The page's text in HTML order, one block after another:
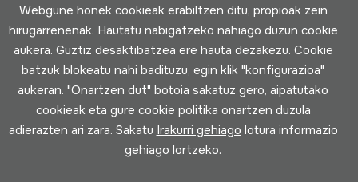
Erabilpen baldintzak Pribatutasun politika
Webgune honek cookieak erabiltzen ditu, propioak zein
hirugarrenenak. Hautatu nabigatzeko nahiago duzun cookie
aukera. Guztiz desaktibatzea ere hauta dezakezu. Cookie
batzuk blokeatu nahi badituzu, egin klik "konfigurazioa"
aukeran. "Onartzen dut" botoia sakatuz gero, aipatutako
cookieak eta gure cookie politika onartzen duzula
adierazten ari zara. Sakatu Irakurri gehiago lotura informazio
gehiago lortzeko.